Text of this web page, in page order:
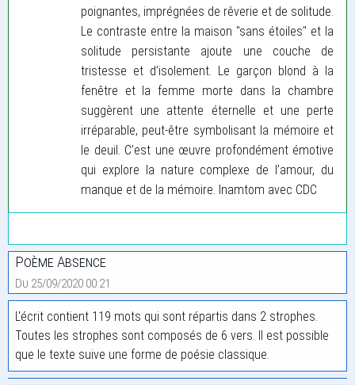
poignantes, imprégnées de rêverie et de solitude.
Le contraste entre la maison "sans étoiles" et la
solitude persistante ajoute une couche de
tristesse et d’isolement. Le garçon blond à la
fenêtre et la femme morte dans la chambre
suggèrent une attente éternelle et une perte
irréparable, peut-être symbolisant la mémoire et
le deuil. C’est une œuvre profondément émotive
qui explore la nature complexe de l’amour, du
manque et de la mémoire. Inamtom avec CDC
Poème Absence
Du 25/09/2020 00:21
L'écrit contient 119 mots qui sont répartis dans 2 strophes.
Toutes les strophes sont composés de 6 vers. Il est possible
que le texte suive une forme de poésie classique.